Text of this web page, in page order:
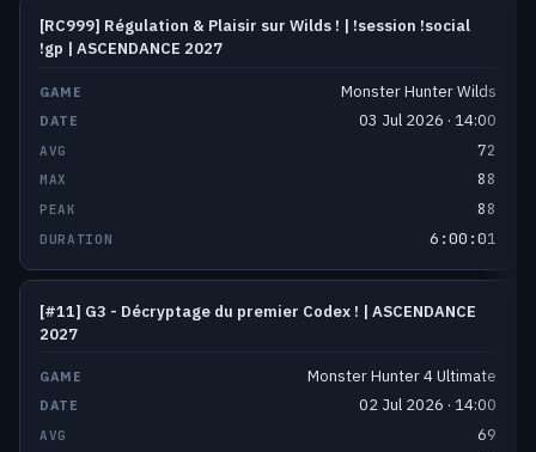
[RC999] Régulation & Plaisir sur Wilds ! | !session !social
!gp | ASCENDANCE 2027
Monster Hunter Wilds
03 Jul 2026 · 14:00
72
88
88
6:00:01
[#11] G3 - Décryptage du premier Codex ! | ASCENDANCE
2027
Monster Hunter 4 Ultimate
02 Jul 2026 · 14:00
69